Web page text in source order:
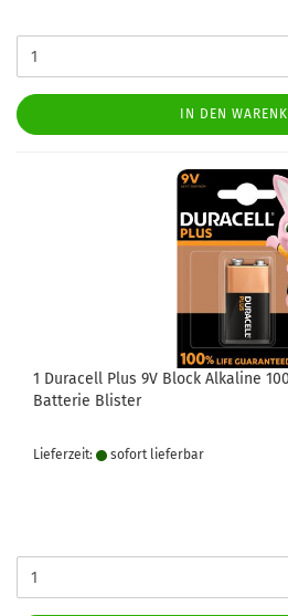
IN DEN
1 Duracell Plus 9V Block Alkaline
Batterie Blister
Lieferzeit: sofort lie­fer­bar